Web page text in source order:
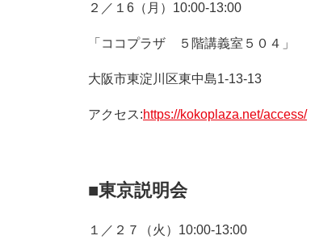
２／１6（月）10:00-13:00
「ココプラザ ５階講義室５０４」
大阪市東淀川区東中島1-13-13
アクセス:https://kokoplaza.net/access/
■東京説明会
１／２７（火）10:00-13:00